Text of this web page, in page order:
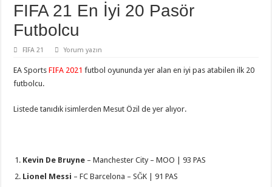
FIFA 21 En İyi 20 Pasör
Futbolcu
FIFA 21 Yorum yazın
EA SportsFIFA 2021 futbol oyununda yer alan en iyi pas atabilen ilk 20
futbolcu.
Listede tanıdık isimlerden Mesut Özil de yer alıyor.
Kevin De Bruyne – Manchester City – MOO | 93 PAS
Lionel Messi – FC Barcelona – SĞK | 91 PAS